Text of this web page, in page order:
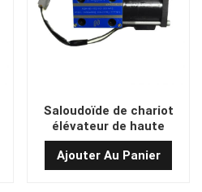
Saloudoïde de chariot
élévateur de haute
qualité 130C3-82753
Ajouter Au Panier